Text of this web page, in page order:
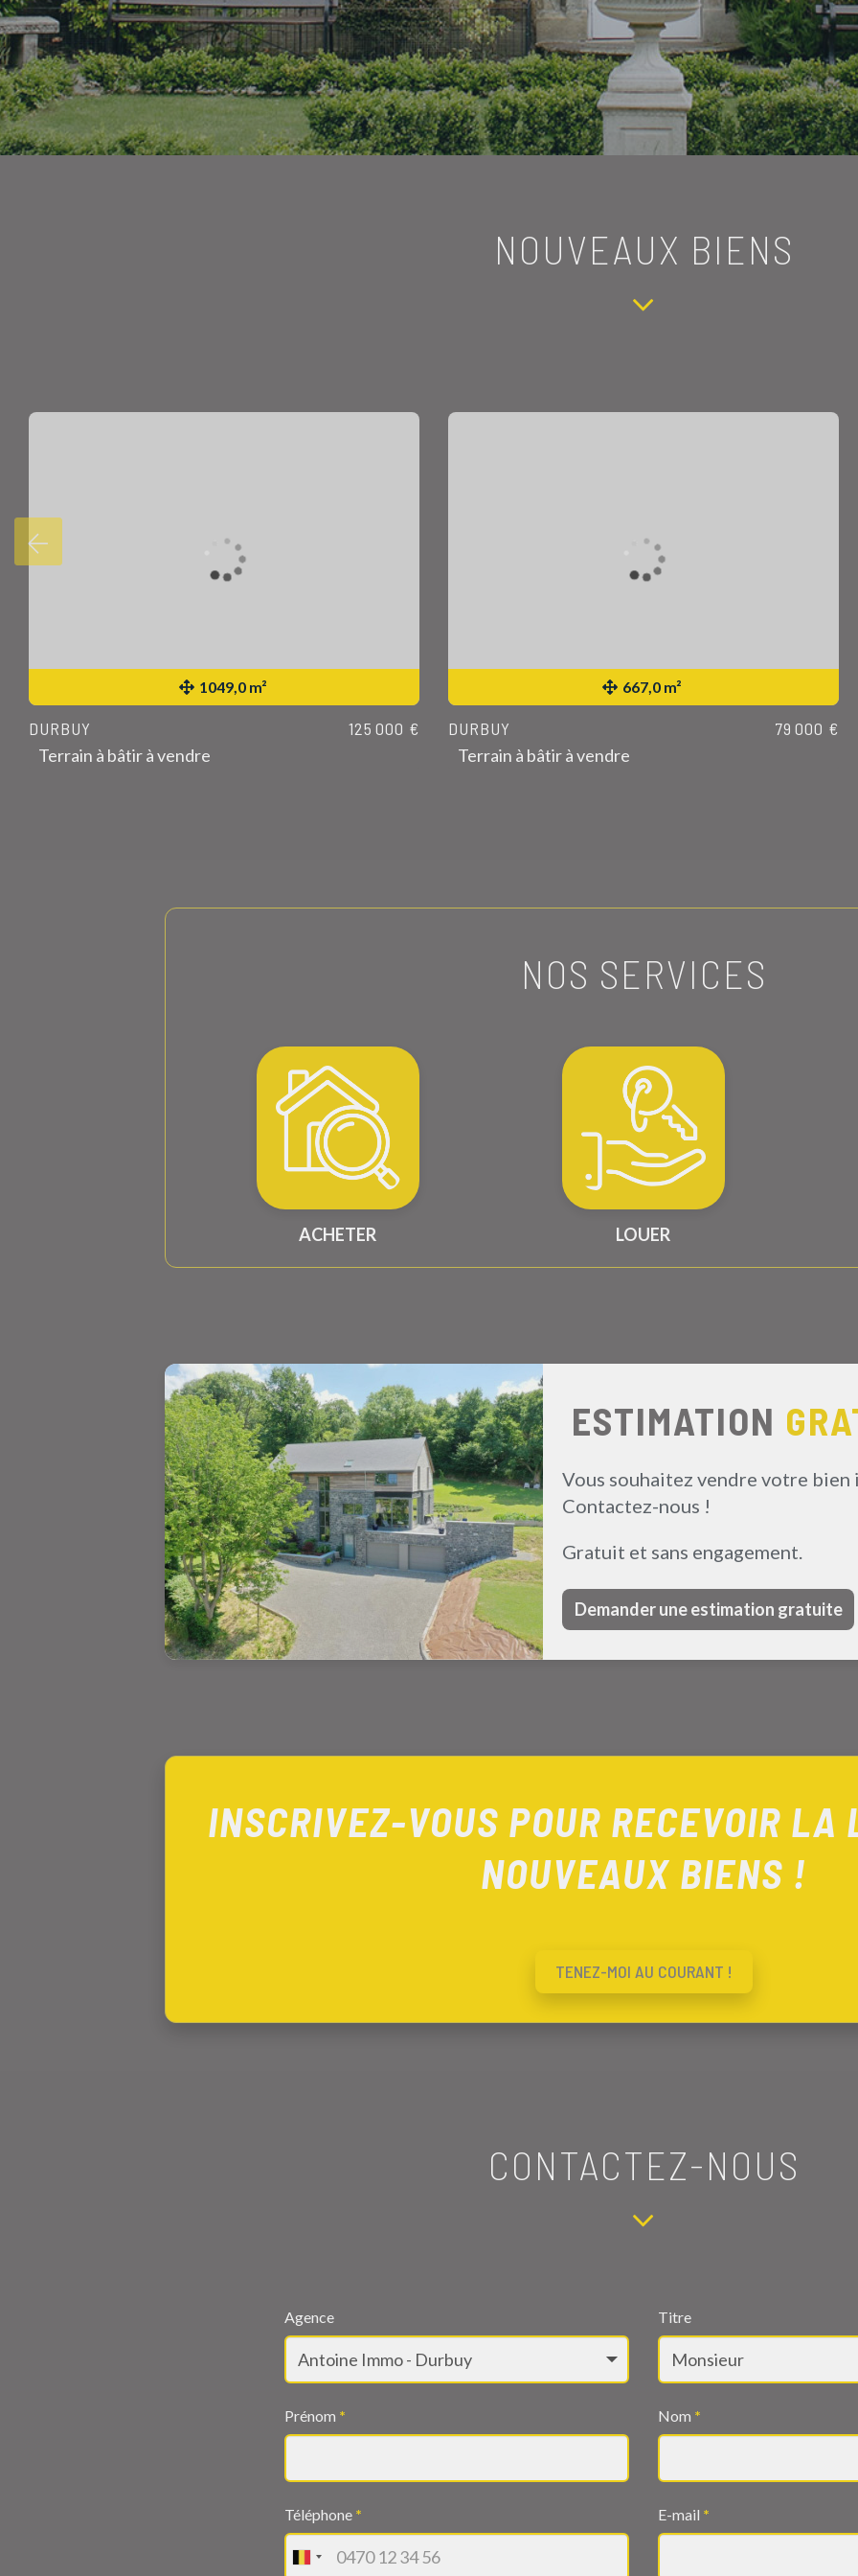
NOUVEAUX BIENS
1049,0 m²
DURBUY
Terrain à bâtir à vendre
125 000 €
667,0 m²
DURBUY
Terrain à bâtir à vendre
79 000 €
NOS SERVICES
ACHETER LOUER
ESTIMATION
Vous souhaitez vendre votre bien
Contactez-nous !
Gratuit et sans engagement.
Demander une estimation gratuite
INSCRIVEZ-VOUS POUR RECEVOIR LA
NOUVEAUX BIENS !
TENEZ-MOI AU COURANT !
CONTACTEZ-NOUS
Agence Titre
Prénom * Nom *
Téléphone * E-mail *